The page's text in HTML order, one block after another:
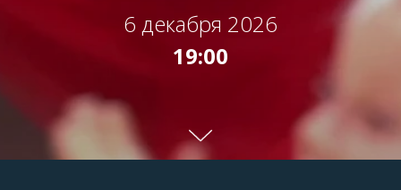
6 декабря 2026
19:00